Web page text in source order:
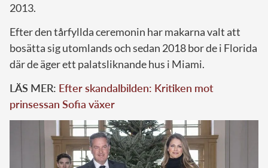
2013.
Efter den tårfyllda ceremonin har makarna valt att
bosätta sig utomlands och sedan 2018 bor de i Florida
där de äger ett palatsliknande hus i Miami.
LÄS MER: Efter skandalbilden: Kritiken mot
prinsessan Sofia växer